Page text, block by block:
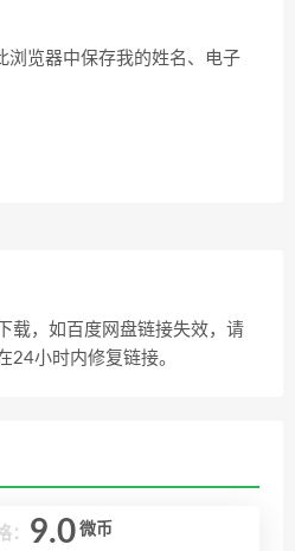
浏览器中保存我的姓名、电子
载，如百度网盘链接失效，请
24小时内修复链接。
： 9.0 微币